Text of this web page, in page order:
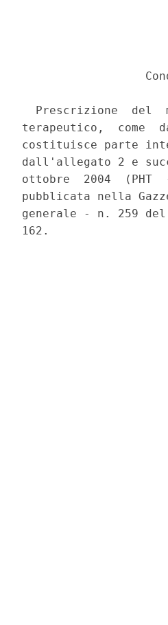
Prescrizione  del
terapeutico,  come
costituisce parte
dall'allegato 2 e
ottobre  2004
pubblicata nella
generale - n. 259